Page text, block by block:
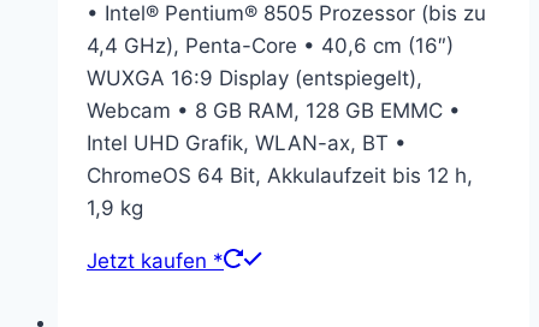
• Intel® Pentium® 8505 Prozessor (bis zu
4,4 GHz), Penta-Core • 40,6 cm (16″)
WUXGA 16:9 Display (entspiegelt),
Webcam • 8 GB RAM, 128 GB EMMC •
Intel UHD Grafik, WLAN-ax, BT •
ChromeOS 64 Bit, Akkulaufzeit bis 12 h,
1,9 kg
Jetzt kaufen *